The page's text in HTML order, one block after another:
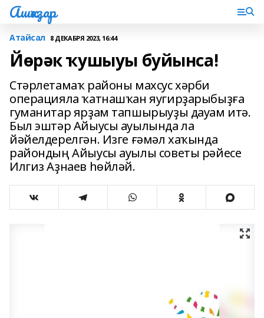
Ашҡаҙар
Атайсал 8 ДЕКАБРЯ 2023, 16:44
Йөрәк ҡушыуы буйынса!
Стәрлетамаҡ районы махсус хәрби
операцияла ҡатнашҡан яугирҙарыбыҙға
гуманитар ярҙам тапшырыуҙы дауам итә.
Был эштәр Айыусы ауылында ла
йәйелдерелгән. Изге ғәмәл хаҡында
райондың Айыусы ауылы советы рәйесе
Илгиз Аҙнаев һөйләй.